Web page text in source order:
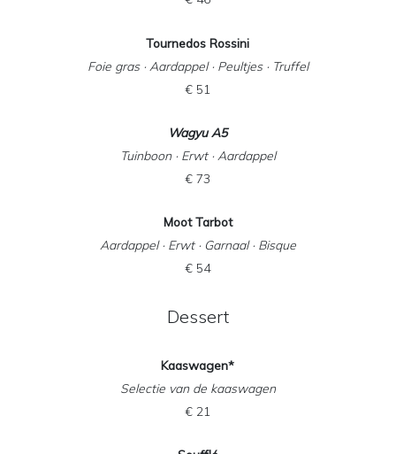
Tournedos Rossini
Foie gras · Aardappel · Peultjes · Truffel
€ 51
Wagyu A5
Tuinboon · Erwt · Aardappel
€ 73
Moot Tarbot
Aardappel · Erwt · Garnaal · Bisque
€ 54
Dessert
Kaaswagen*
Selectie van de kaaswagen
€ 21